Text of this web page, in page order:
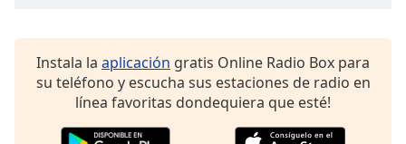
Dialog
dialog
Instala la aplicación gratis Online Radio Box para
su teléfono y escucha sus estaciones de radio en
línea favoritas dondequiera que esté!